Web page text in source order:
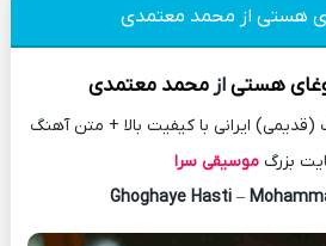
هستی از محمد معتمدی
هستیازمحمد معتمدی
ایرانی با کیفیت بالا + متن آهنگ
بزرگ موسیقی سرا
Ghoghaye Hasti–